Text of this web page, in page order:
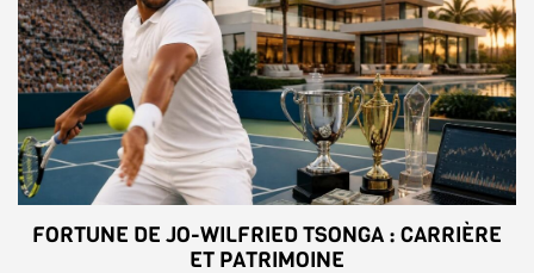
FORTUNE DE JO-WILFRIED TSONGA : CARRIÈRE
ET PATRIMOINE